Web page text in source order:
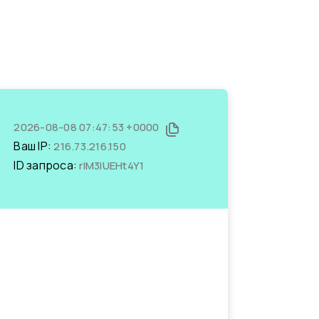
2026-08-08 07:47:53 +0000
Ваш IP:216.73.216.150
ID запроса:rlM3lUEHt4Y1